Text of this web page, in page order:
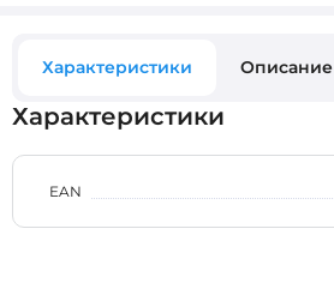
Характеристики Описание
Характеристики
EAN